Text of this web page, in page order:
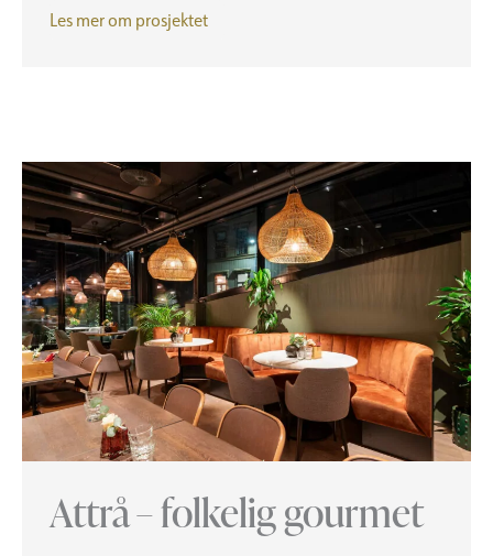
Les mer om prosjektetUniverseum
Attrå – folkelig gourmet